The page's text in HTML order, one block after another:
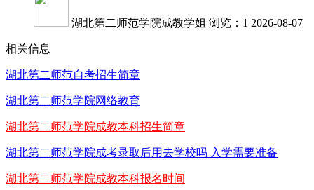
湖北第二师范学院成教学姐 浏览：1 2026-08-07
相关信息
湖北第二师范自考招生简章
湖北第二师范学院网络教育
湖北第二师范学院成教本科招生简章
湖北第二师范学院成考录取后用去学校吗 入学需要准备
湖北第二师范学院成教本科报名时间